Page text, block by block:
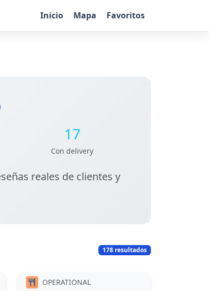
Inicio Mapa Favoritos
17
Con delivery
reales de clientes y
178 resultados
OPERATIONAL